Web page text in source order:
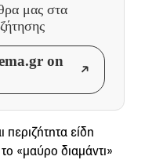
μας στα
on
περιζήτητα είδη
«μαύρο διαμάντι»